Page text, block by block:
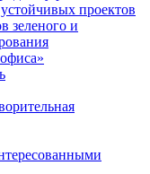
проектов
зеленого и